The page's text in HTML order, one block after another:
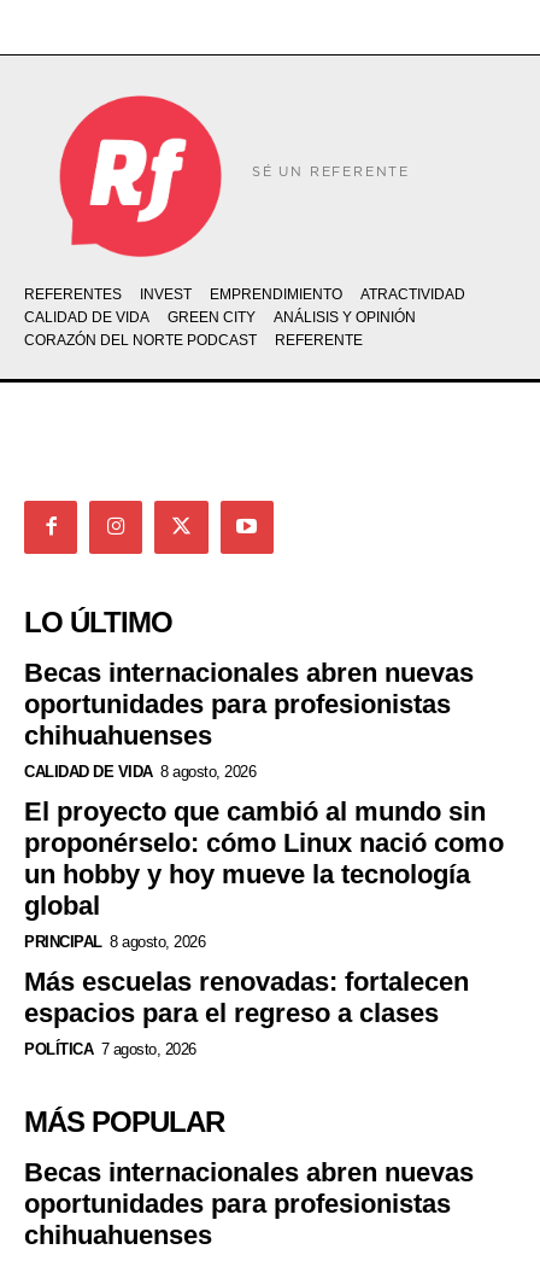
SÉ UN REFERENTE
REFERENTES INVEST EMPRENDIMIENTO
ATRACTIVIDAD
CALIDAD DE VIDA
GREEN CITY
ANÁLISIS Y OPINIÓN
CORAZÓN DEL NORTE PODCAST
REFERENTE
LO ÚLTIMO
Becas internacionales abren nuevas
oportunidades para profesionistas
chihuahuenses
CALIDAD DE VIDA 8 agosto, 2026
El proyecto que cambió al mundo sin
proponérselo: cómo Linux nació como
un hobby y hoy mueve la tecnología
global
PRINCIPAL 8 agosto, 2026
Más escuelas renovadas: fortalecen
espacios para el regreso a clases
POLÍTICA 7 agosto, 2026
MÁS POPULAR
Becas internacionales abren nuevas
oportunidades para profesionistas
chihuahuenses